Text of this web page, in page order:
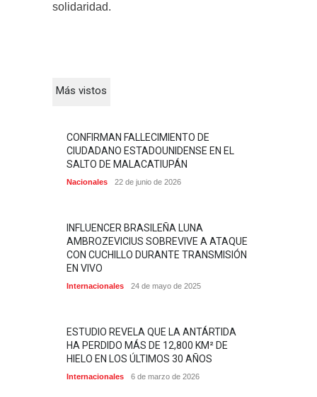
solidaridad.
Más vistos
CONFIRMAN FALLECIMIENTO DE
CIUDADANO ESTADOUNIDENSE EN EL
SALTO DE MALACATIUPÁN
Nacionales 22 de junio de 2026
INFLUENCER BRASILEÑA LUNA
AMBROZEVICIUS SOBREVIVE A ATAQUE
CON CUCHILLO DURANTE TRANSMISIÓN
EN VIVO
Internacionales 24 de mayo de 2025
ESTUDIO REVELA QUE LA ANTÁRTIDA
HA PERDIDO MÁS DE 12,800 KM² DE
HIELO EN LOS ÚLTIMOS 30 AÑOS
Internacionales 6 de marzo de 2026